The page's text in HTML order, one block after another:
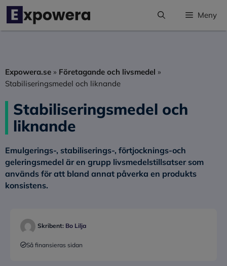
Hoppa
innehåll
Meny
Expowera.se » Företagande och livsmedel »
Stabiliseringsmedel och liknande
Stabiliseringsmedel och
liknande
Emulgerings-, stabiliserings-, förtjocknings-och
geleringsmedel är en grupp livsmedelstillsatser som
används för att bland annat påverka en produkts
konsistens.
Skribent: Bo Lilja
Så finansieras sidan